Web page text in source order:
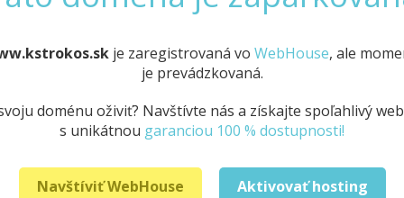
je zaregistrovaná vo WebHouse, ale
je prevádzkovaná.
doménu oživiť? Navštívte nás a získajte spoľahlivý
s unikátnou garanciou 100 % dostupnosti!
Navštíviť WebHouse Aktivovať hosting